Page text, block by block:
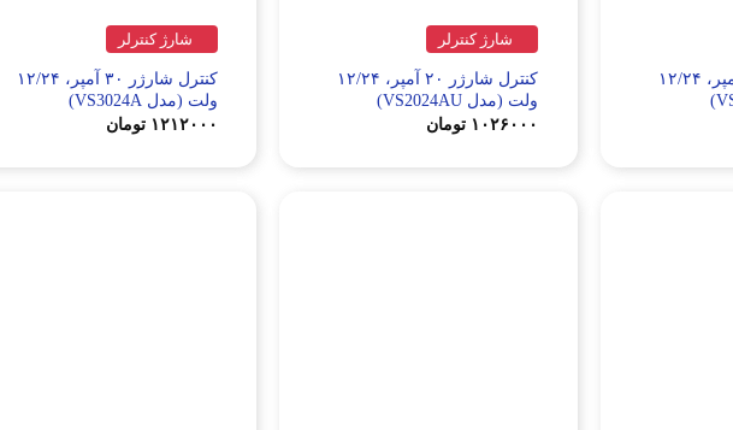
کنترل شارژر ۲۰ آمپر، ۱۲/۲۴
شارژ کنترلر
کنترل شارژر ۲۰ آمپر، ۱۲/۲۴
ولت (مدل VS2024AU)
۱۰۲۶۰۰۰ تومان
شارژ کنترلر
کنترل شارژر ۳۰ آمپر، ۱۲/۲۴
ولت (مدل VS3024A)
۱۲۱۲۰۰۰ تومان